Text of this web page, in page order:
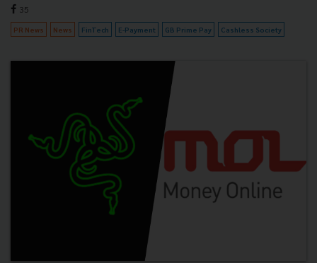
35
PR News News FinTech E-Payment GB Prime Pay Cashless Society